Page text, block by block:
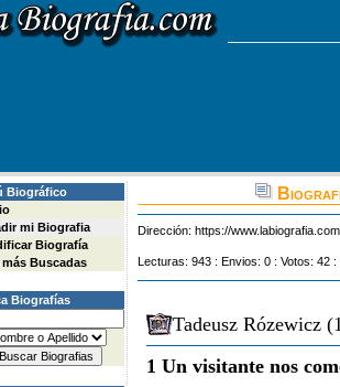
Biográfico
mi Biografia
Biografía
más Buscadas
Biografías
Dirección: https://
Lecturas: 943 : Envios: 0 : Votos: 42
Tadeusz Rózewicz
1 Un visitante nos